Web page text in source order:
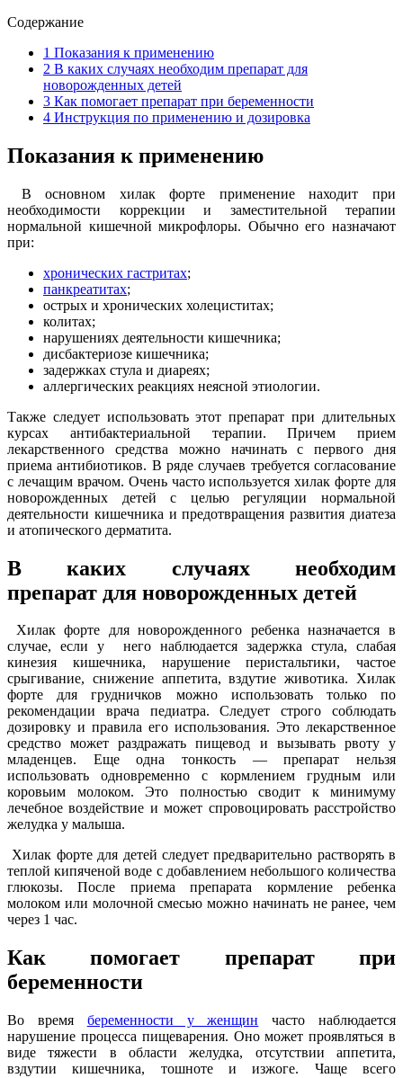
Содержание
1 Показания к применению
2 В каких случаях необходим препарат для
новорожденных детей
3 Как помогает препарат при беременности
4 Инструкция по применению и дозировка
Показания к применению
В основном хилак форте применение находит при
необходимости коррекции и заместительной терапии
нормальной кишечной микрофлоры. Обычно его назначают
при:
хронических гастритах;
панкреатитах;
острых и хронических холециститах;
колитах;
нарушениях деятельности кишечника;
дисбактериозе кишечника;
задержках стула и диареях;
аллергических реакциях неясной этиологии.
Также следует использовать этот препарат при длительных
курсах антибактериальной терапии. Причем прием
лекарственного средства можно начинать с первого дня
приема антибиотиков. В ряде случаев требуется согласование
с лечащим врачом. Очень часто используется хилак форте для
новорожденных детей с целью регуляции нормальной
деятельности кишечника и предотвращения развития диатеза
и атопического дерматита.
В каких случаях необходим
препарат для новорожденных детей
Хилак форте для новорожденного ребенка назначается в
случае, если у него наблюдается задержка стула, слабая
кинезия кишечника, нарушение перистальтики, частое
срыгивание, снижение аппетита, вздутие животика. Хилак
форте для грудничков можно использовать только по
рекомендации врача педиатра. Следует строго соблюдать
дозировку и правила его использования. Это лекарственное
средство может раздражать пищевод и вызывать рвоту у
младенцев. Еще одна тонкость — препарат нельзя
использовать одновременно с кормлением грудным или
коровьим молоком. Это полностью сводит к минимуму
лечебное воздействие и может спровоцировать расстройство
желудка у малыша.
Хилак форте для детей следует предварительно растворять в
теплой кипяченой воде с добавлением небольшого количества
глюкозы. После приема препарата кормление ребенка
молоком или молочной смесью можно начинать не ранее, чем
через 1 час.
Как помогает препарат при
беременности
Во время беременности у женщин часто наблюдается
нарушение процесса пищеварения. Оно может проявляться в
виде тяжести в области желудка, отсутствии аппетита,
вздутии кишечника, тошноте и изжоге. Чаще всего